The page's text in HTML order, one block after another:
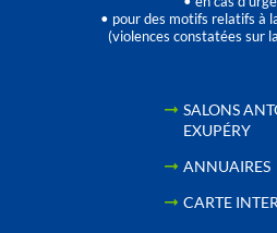
• pour des motifs relatifs à
(violences constatées sur
SALONS
EXUPÉRY
ANNUAIRES
CARTE